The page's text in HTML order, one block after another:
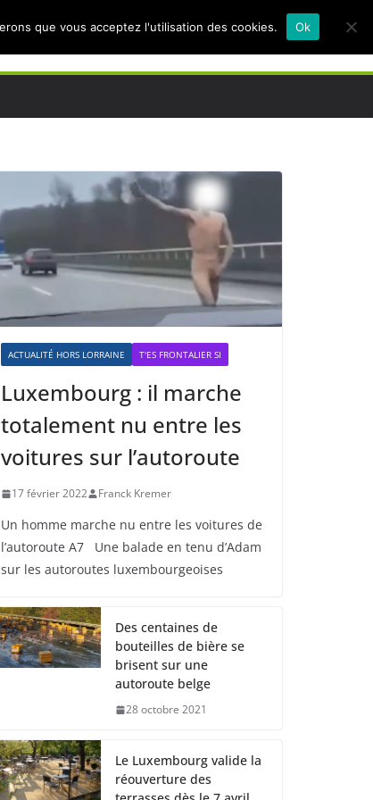
ACTUALITÉ HORS LORRAINE T'ES FRONTALIER SI
Luxembourg : il marche
totalement nu entre les
voitures sur l’autoroute
17 février 2022 Franck Kremer
Un homme marche nu entre les voitures de
l’autoroute A7 Une balade en tenu d’Adam
sur les autoroutes luxembourgeoises
Des centaines de
bouteilles de bière se
brisent sur une
autoroute belge
28 octobre 2021
Le Luxembourg valide la
réouverture des
que vous acceptez l'utilisation des cookies. Ok